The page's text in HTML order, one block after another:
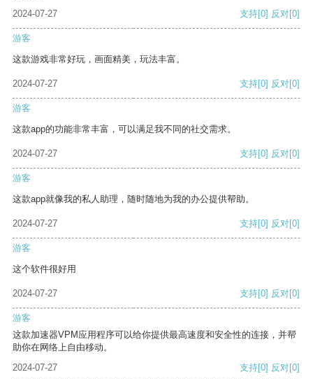
2024-07-27
支持[0] 反对[0]
游客
这款游戏非常好玩，画面精美，玩法丰富。
2024-07-27 支持[0] 反对[0]
游客
这款app的功能非常丰富，可以满足我不同的社交需求。
2024-07-27 支持[0] 反对[0]
游客
这款app就像我的私人助理，随时随地为我的办公提供帮助。
2024-07-27 支持[0] 反对[0]
游客
这个软件很好用
2024-07-27 支持[0] 反对[0]
游客
这款加速器VPM应用程序可以给你提供最高速度和安全性的连接，并帮
助你在网络上自由移动。
2024-07-27
支持[0] 反对[0]